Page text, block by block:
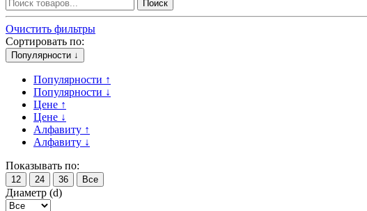
Поиск
Очистить фильтры
Сортировать по:
Популярности ↓
Популярности ↑
Популярности ↓
Цене ↑
Цене ↓
Алфавиту ↑
Алфавиту ↓
Показывать по:
12 24 36 Все
Диаметр (d)